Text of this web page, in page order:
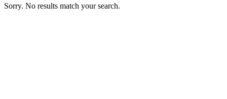
Sorry. No results match your search.